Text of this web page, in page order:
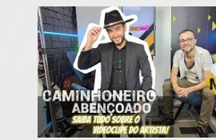
Conteúdo para uma conversa leve
divertida com Josuel Junior,
de diferentes aventuras nos
telas. Uma das surpresas
quadro QUEM FAZ ARTE é sua
participação no filme "Cerrado
ficção baseada no famoso caso
que faz parte do imaginário do DF.